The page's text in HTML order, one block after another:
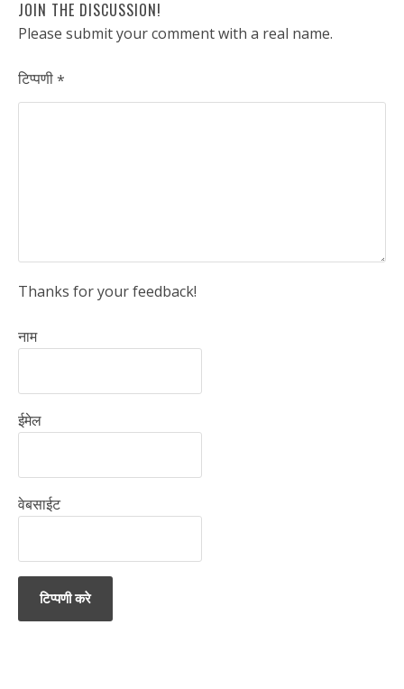
JOIN THE DISCUSSION!
Please submit your comment with a real name.
टिप्पणी*
Thanks for your feedback!
नाम
ईमेल
वेबसाईट